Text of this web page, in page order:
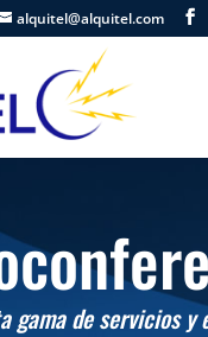
alquitel@alquitel.com
gama de servicios